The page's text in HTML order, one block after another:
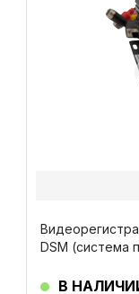
DSM (система
В